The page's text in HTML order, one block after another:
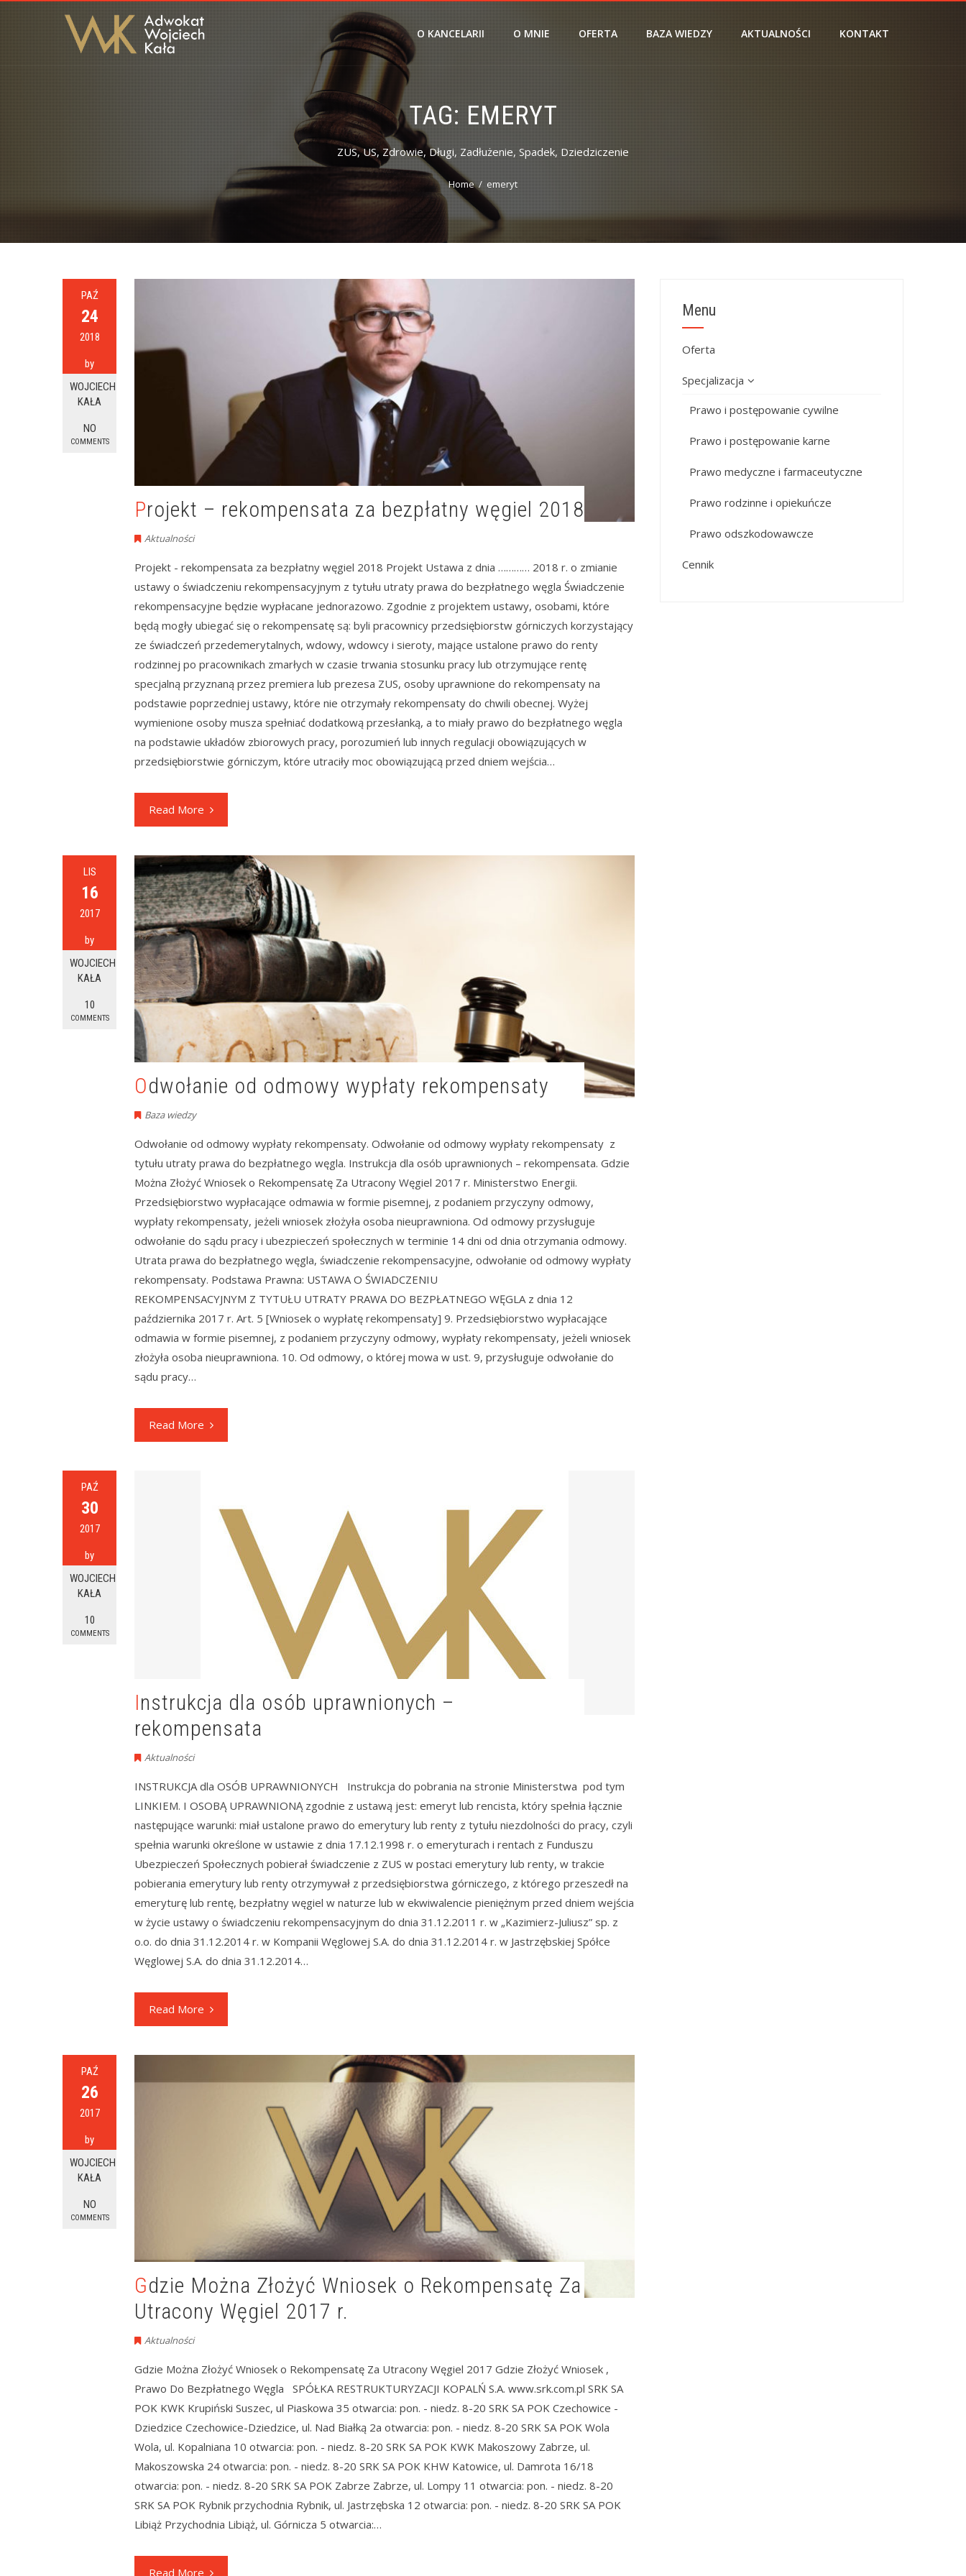
O KANCELARII O MNIE OFERTA BAZA WIEDZY AKTUALNOŚCI KONTAKT
TAG:EMERYT
ZUS, US, Zdrowie, Długi, Zadłużenie, Spadek, Dziedziczenie
Home emeryt
PAŹ
24
2018
by
WOJCIECH
KAŁA
NO
COMMENTS
Projekt – rekompensata za bezpłatny węgiel 2018
Aktualności
Projekt - rekompensata za bezpłatny węgiel 2018 Projekt Ustawa z dnia ………… 2018 r. o zmianie
ustawy o świadczeniu rekompensacyjnym z tytułu utraty prawa do bezpłatnego węgla Świadczenie
rekompensacyjne będzie wypłacane jednorazowo. Zgodnie z projektem ustawy, osobami, które
będą mogły ubiegać się o rekompensatę są: byli pracownicy przedsiębiorstw górniczych korzystający
ze świadczeń przedemerytalnych, wdowy, wdowcy i sieroty, mające ustalone prawo do renty
rodzinnej po pracownikach zmarłych w czasie trwania stosunku pracy lub otrzymujące rentę
specjalną przyznaną przez premiera lub prezesa ZUS, osoby uprawnione do rekompensaty na
podstawie poprzedniej ustawy, które nie otrzymały rekompensaty do chwili obecnej. Wyżej
wymienione osoby musza spełniać dodatkową przesłanką, a to miały prawo do bezpłatnego węgla
na podstawie układów zbiorowych pracy, porozumień lub innych regulacji obowiązujących w
przedsiębiorstwie górniczym, które utraciły moc obowiązującą przed dniem wejścia…
Read More
LIS
16
2017
by
WOJCIECH
KAŁA
10
COMMENTS
Odwołanie od odmowy wypłaty rekompensaty
Baza wiedzy
Odwołanie od odmowy wypłaty rekompensaty. Odwołanie od odmowy wypłaty rekompensaty z
tytułu utraty prawa do bezpłatnego węgla. Instrukcja dla osób uprawnionych – rekompensata. Gdzie
Można Złożyć Wniosek o Rekompensatę Za Utracony Węgiel 2017 r. Ministerstwo Energii.
Przedsiębiorstwo wypłacające odmawia w formie pisemnej, z podaniem przyczyny odmowy,
wypłaty rekompensaty, jeżeli wniosek złożyła osoba nieuprawniona. Od odmowy przysługuje
odwołanie do sądu pracy i ubezpieczeń społecznych w terminie 14 dni od dnia otrzymania odmowy.
Utrata prawa do bezpłatnego węgla, świadczenie rekompensacyjne, odwołanie od odmowy wypłaty
rekompensaty. Podstawa Prawna: USTAWA O ŚWIADCZENIU
REKOMPENSACYJNYM Z TYTUŁU UTRATY PRAWA DO BEZPŁATNEGO WĘGLA z dnia 12
października 2017 r. Art. 5 [Wniosek o wypłatę rekompensaty] 9. Przedsiębiorstwo wypłacające
odmawia w formie pisemnej, z podaniem przyczyny odmowy, wypłaty rekompensaty, jeżeli wniosek
złożyła osoba nieuprawniona. 10. Od odmowy, o której mowa w ust. 9, przysługuje odwołanie do
sądu pracy…
Read More
PAŹ
30
2017
by
WOJCIECH
KAŁA
10
COMMENTS
Instrukcja dla osób uprawnionych –
rekompensata
Aktualności
INSTRUKCJA dla OSÓB UPRAWNIONYCH Instrukcja do pobrania na stronie Ministerstwa pod tym
LINKIEM. I OSOBĄ UPRAWNIONĄ zgodnie z ustawą jest: emeryt lub rencista, który spełnia łącznie
następujące warunki: miał ustalone prawo do emerytury lub renty z tytułu niezdolności do pracy, czyli
spełnia warunki określone w ustawie z dnia 17.12.1998 r. o emeryturach i rentach z Funduszu
Ubezpieczeń Społecznych pobierał świadczenie z ZUS w postaci emerytury lub renty, w trakcie
pobierania emerytury lub renty otrzymywał z przedsiębiorstwa górniczego, z którego przeszedł na
emeryturę lub rentę, bezpłatny węgiel w naturze lub w ekwiwalencie pieniężnym przed dniem wejścia
w życie ustawy o świadczeniu rekompensacyjnym do dnia 31.12.2011 r. w „Kazimierz-Juliusz” sp. z
o.o. do dnia 31.12.2014 r. w Kompanii Węglowej S.A. do dnia 31.12.2014 r. w Jastrzębskiej Spółce
Węglowej S.A. do dnia 31.12.2014…
Read More
PAŹ
26
2017
by
WOJCIECH
KAŁA
NO
COMMENTS
Gdzie Można Złożyć Wniosek o Rekompensatę Za
Utracony Węgiel 2017 r.
Aktualności
Gdzie Można Złożyć Wniosek o Rekompensatę Za Utracony Węgiel 2017 Gdzie Złożyć Wniosek ,
Prawo Do Bezpłatnego Węgla SPÓŁKA RESTRUKTURYZACJI KOPALŃ S.A. www.srk.com.pl SRK SA
POK KWK Krupiński Suszec, ul Piaskowa 35 otwarcia: pon. - niedz. 8-20 SRK SA POK Czechowice -
Dziedzice Czechowice-Dziedzice, ul. Nad Białką 2a otwarcia: pon. - niedz. 8-20 SRK SA POK Wola
Wola, ul. Kopalniana 10 otwarcia: pon. - niedz. 8-20 SRK SA POK KWK Makoszowy Zabrze, ul.
Makoszowska 24 otwarcia: pon. - niedz. 8-20 SRK SA POK KHW Katowice, ul. Damrota 16/18
otwarcia: pon. - niedz. 8-20 SRK SA POK Zabrze Zabrze, ul. Lompy 11 otwarcia: pon. - niedz. 8-20
SRK SA POK Rybnik przychodnia Rybnik, ul. Jastrzębska 12 otwarcia: pon. - niedz. 8-20 SRK SA POK
Libiąż Przychodnia Libiąż, ul. Górnicza 5 otwarcia:…
Read More
Menu
Oferta
Specjalizacja
Prawo i postępowanie cywilne
Prawo i postępowanie karne
Prawo medyczne i farmaceutyczne
Prawo rodzinne i opiekuńcze
Prawo odszkodowawcze
Cennik